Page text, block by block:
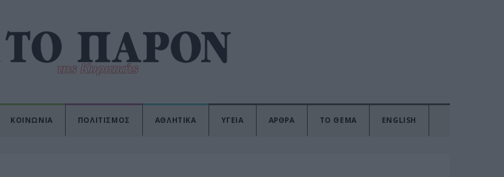
ΚΟΙΝΩΝΙΑ ΠΟΛΙΤΙΣΜΟΣ ΑΘΛΗΤΙΚΑ ΥΓΕΙΑ ΑΡΘΡΑ ΤΟ ΘΕΜΑ ENGLISH